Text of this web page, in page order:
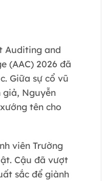
Auditing and
(AAC) 2026 đã
Giữa sự cổ vũ
giả, Nguyễn
tên cho
viên Trường
Cậu đã vượt
sắc để giành